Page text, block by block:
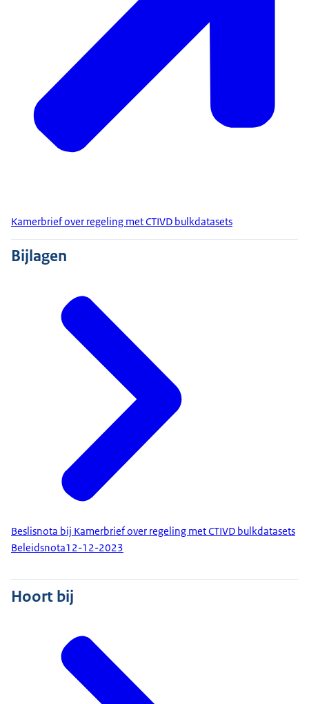
Kamerbrief over regeling met CTIVD bulkdatasets
Bijlagen
Beslisnota bij Kamerbrief over regeling met CTIVD bulkdatasets
Beleidsnota12-12-2023
Hoort bij